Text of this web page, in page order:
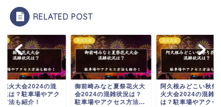
RELATED POST
花火大会2024の混
況は？駐車場やアク
方法も紹介！
花火大会
御前崎みなと夏祭花火大
会2024の混雑状況は？
駐車場やアクセス方法...
花火大会
阿久根みどこい秋祭
火大会2024の混雑
は？駐車場やアクセ